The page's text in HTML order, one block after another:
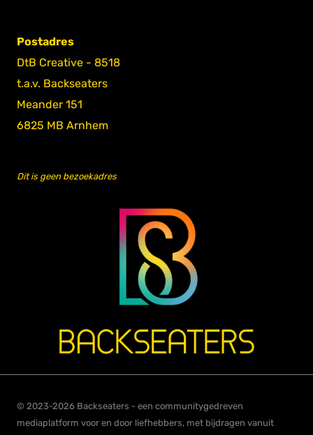
Postadres
DtB Creative - 8518
t.a.v. Backseaters
Meander 151
6825 MB Arnhem
Dit is geen bezoekadres
© 2023-2026 Backseaters - een communitygedreven
mediaplatform voor en door liefhebbers, met bijdragen vanuit